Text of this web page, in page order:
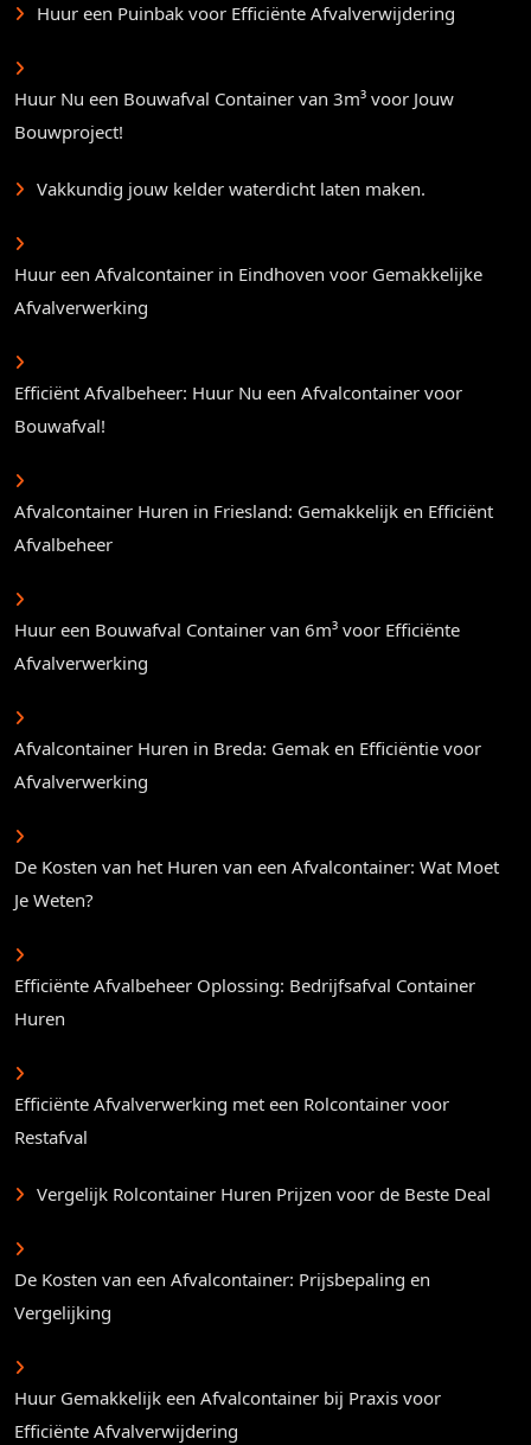
Huur een Puinbak voor Efficiënte Afvalverwijdering
Huur Nu een Bouwafval Container van 3m³ voor Jouw
Bouwproject!
Vakkundig jouw kelder waterdicht laten maken.
Huur een Afvalcontainer in Eindhoven voor Gemakkelijke
Afvalverwerking
Efficiënt Afvalbeheer: Huur Nu een Afvalcontainer voor
Bouwafval!
Afvalcontainer Huren in Friesland: Gemakkelijk en Efficiënt
Afvalbeheer
Huur een Bouwafval Container van 6m³ voor Efficiënte
Afvalverwerking
Afvalcontainer Huren in Breda: Gemak en Efficiëntie voor
Afvalverwerking
De Kosten van het Huren van een Afvalcontainer: Wat Moet
Je Weten?
Efficiënte Afvalbeheer Oplossing: Bedrijfsafval Container
Huren
Efficiënte Afvalverwerking met een Rolcontainer voor
Restafval
Vergelijk Rolcontainer Huren Prijzen voor de Beste Deal
De Kosten van een Afvalcontainer: Prijsbepaling en
Vergelijking
Huur Gemakkelijk een Afvalcontainer bij Praxis voor
Efficiënte Afvalverwijdering